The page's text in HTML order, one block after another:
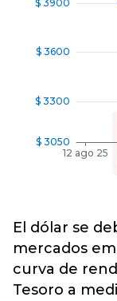
El dólar se
mercados
curva de
Tesoro a